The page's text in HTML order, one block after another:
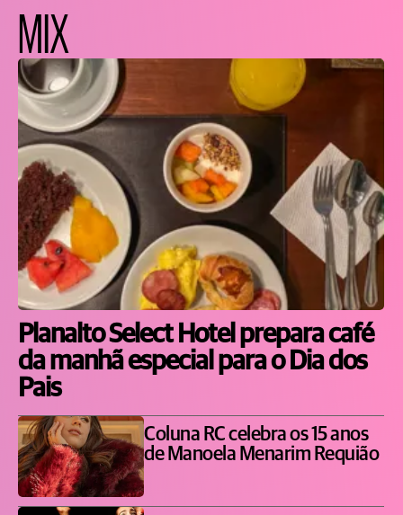
MIX
Planalto Select Hotel prepara café
da manhã especial para o Dia dos
Pais
Coluna RC celebra os 15 anos
de Manoela Menarim Requião